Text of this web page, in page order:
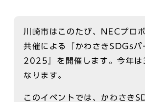
川崎市はこのたび、NECプロ
共催による『かわさきSDGsパ
2025』を開催します。今年は
なります。
このイベントでは、かわさき